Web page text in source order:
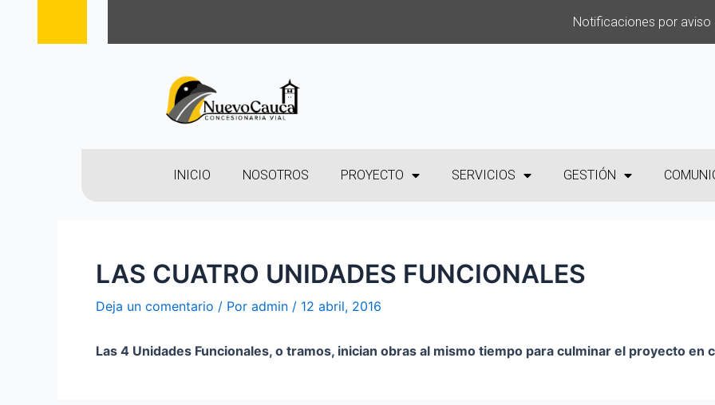
Notificaciones por aviso
INICIO NOSOTROS PROYECTO SERVICIOS GESTIÓN
LAS CUATRO UNIDADES FUNCIONALES
Deja un comentario / Por admin / 12 abril, 2016
Las 4 Unidades Funcionales, o tramos, inician obras al mismo tiempo para culminar el proyecto en